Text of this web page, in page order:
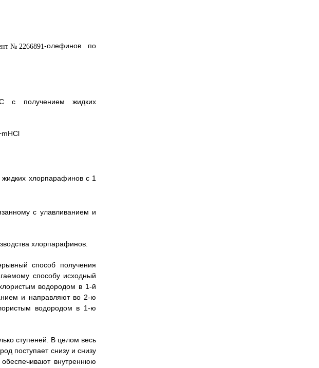
-олефинов по
с получением жидких
хлорпарафинов с 1
с улавливанием и
хлорпарафинов.
способ получения
способу исходный
водородом в 1-й
и направляют во 2-ю
водородом в 1-ю
ступеней. В целом весь
поступает снизу и снизу
внутреннюю